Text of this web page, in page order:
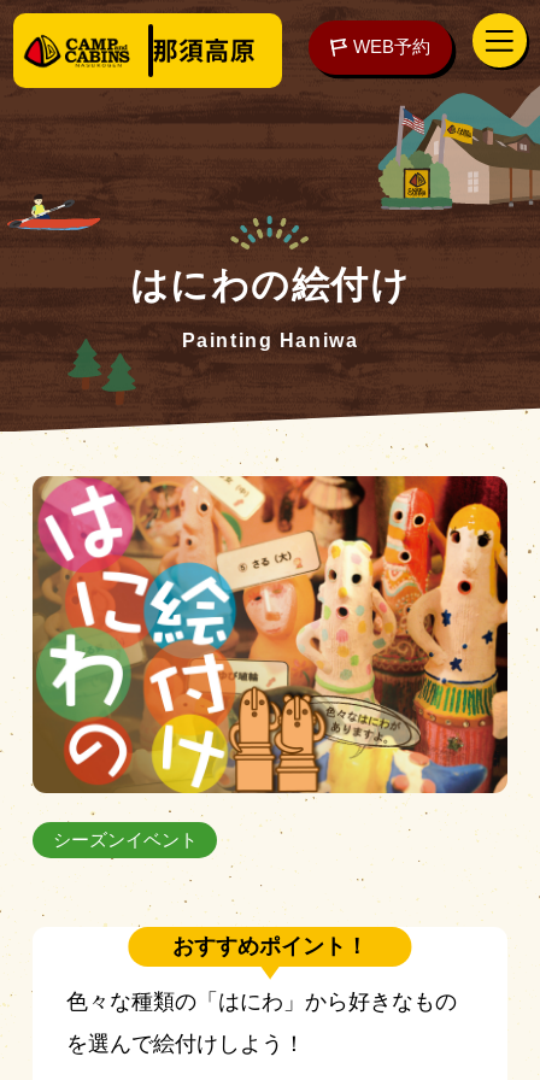
WEB予約
泊まる
楽しむ
ご予約の前に
営業時間 お知らせ
はにわの絵付け
Painting Haniwa
シーズンイベント
おすすめポイント！
色々な種類の「はにわ」から好きなもの
を選んで絵付けしよう！